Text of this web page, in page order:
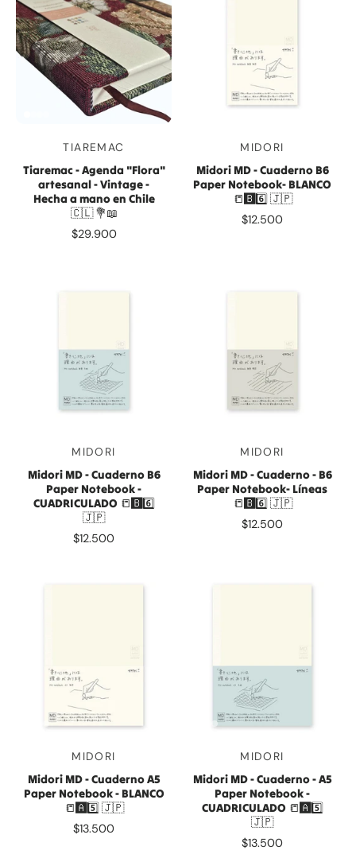
TIAREMAC
Tiaremac - Agenda "Flora"
artesanal - Vintage -
Hecha a mano en Chile
🇨🇱 💐📖
$29.900
MIDORI
Midori MD - Cuaderno B6
Paper Notebook- BLANCO
📒🅱️6️⃣ 🇯🇵
$12.500
MIDORI
Midori MD - Cuaderno B6
Paper Notebook -
CUADRICULADO 📒🅱️6️⃣
🇯🇵
$12.500
MIDORI
Midori MD - Cuaderno - B6
Paper Notebook- Líneas
📒🅱️6️⃣ 🇯🇵
$12.500
MIDORI
Midori MD - Cuaderno A5
Paper Notebook - BLANCO
📒🅰️5️⃣ 🇯🇵
$13.500
MIDORI
Midori MD - Cuaderno - A5
Paper Notebook -
CUADRICULADO 📒🅰️5️⃣
🇯🇵
$13.500